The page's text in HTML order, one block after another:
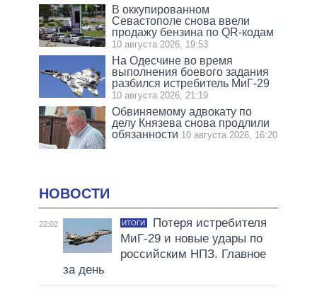
В оккупированном
Севастополе снова ввели
продажу бензина по QR-кодам
10 августа 2026, 19:53
На Одесчине во время
выполнения боевого задания
разбился истребитель МиГ-29
10 августа 2026, 21:19
Обвиняемому адвокату по
делу Князева снова продлили
обязанности 10 августа 2026, 16:20
НОВОСТИ
22:02 ИТОГИ
Потеря истребителя
МиГ-29 и новые удары по
российским НПЗ. Главное
за день